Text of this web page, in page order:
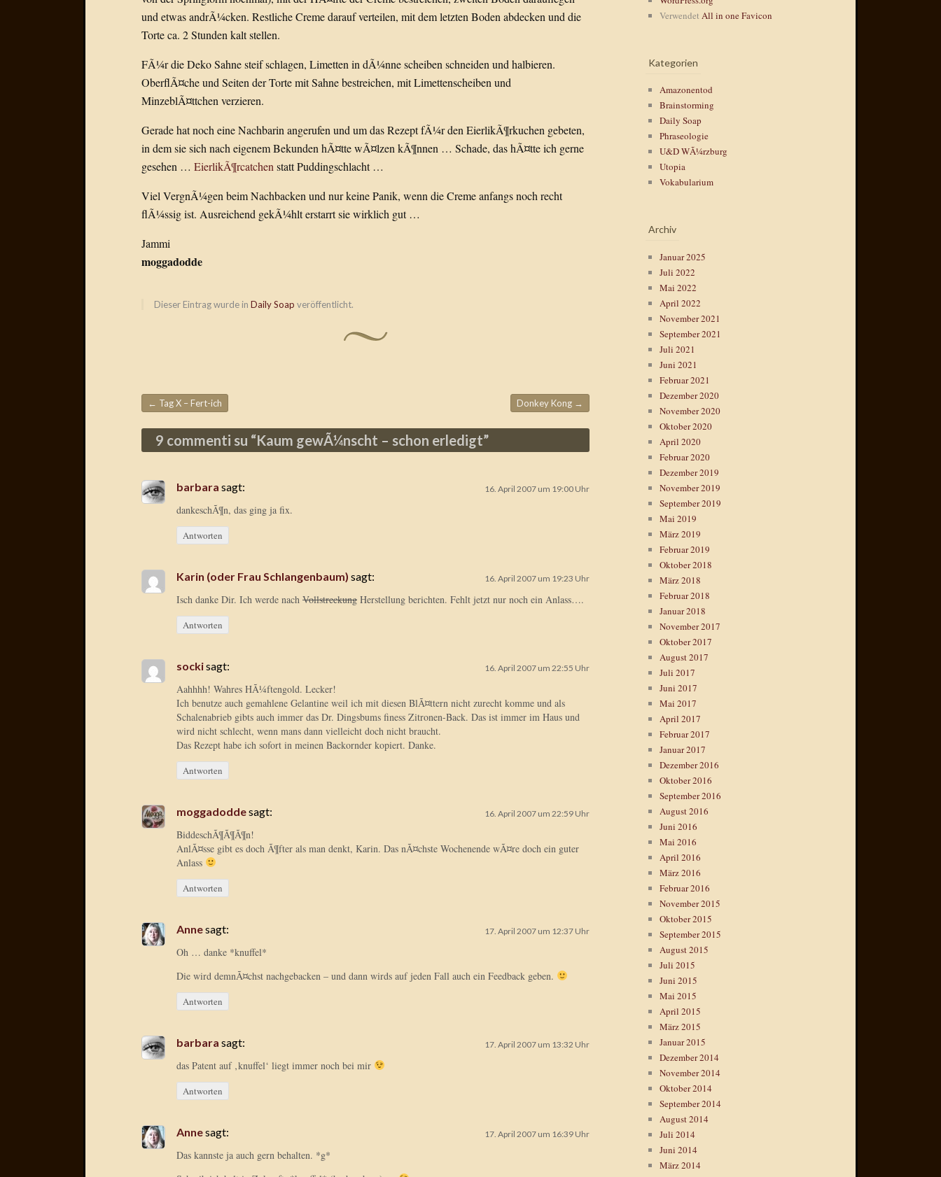
und etwas andrÃ¼cken. Restliche Creme darauf verteilen, mit dem letzten Boden abdecken und die
Torte ca. 2 Stunden kalt stellen.
FÃ¼r die Deko Sahne steif schlagen, Limetten in dÃ¼nne scheiben schneiden und halbieren.
OberflÃ¤che und Seiten der Torte mit Sahne bestreichen, mit Limettenscheiben und
MinzeblÃ¤ttchen verzieren.
Gerade hat noch eine Nachbarin angerufen und um das Rezept fÃ¼r den EierlikÃ¶rkuchen gebeten,
in dem sie sich nach eigenem Bekunden hÃ¤tte wÃ¤lzen kÃ¶nnen … Schade, das hÃ¤tte ich gerne
gesehen … EierlikÃ¶rcatchen statt Puddingschlacht …
Viel VergnÃ¼gen beim Nachbacken und nur keine Panik, wenn die Creme anfangs noch recht
flÃ¼ssig ist. Ausreichend gekÃ¼hlt erstarrt sie wirklich gut …
Jammi
moggadodde
Dieser Eintrag wurde in Daily Soap veröffentlicht.
Beitragsnavigation
← Tag X – Fert-ich Donkey Kong →
9 commenti su “Kaum gewÃ¼nscht – schon erledigt”
barbara sagt: 16. April 2007 um 19:00 Uhr
dankeschÃ¶n, das ging ja fix.
Antworten
Karin (oder Frau Schlangenbaum) sagt: 16. April 2007 um 19:23 Uhr
Isch danke Dir. Ich werde nach Vollstreckung Herstellung berichten. Fehlt jetzt nur noch ein Anlass….
Antworten
sockisagt: 16. April 2007 um 22:55 Uhr
Aahhhh! Wahres HÃ¼ftengold. Lecker!
Ich benutze auch gemahlene Gelantine weil ich mit diesen BlÃ¤ttern nicht zurecht komme und als
Schalenabrieb gibts auch immer das Dr. Dingsbums finess Zitronen-Back. Das ist immer im Haus und
wird nicht schlecht, wenn mans dann vielleicht doch nicht braucht.
Das Rezept habe ich sofort in meinen Backornder kopiert. Danke.
Antworten
moggadoddesagt: 16. April 2007 um 22:59 Uhr
BiddeschÃ¶Ã¶Ã¶n!
AnlÃ¤sse gibt es doch Ã¶fter als man denkt, Karin. Das nÃ¤chste Wochenende wÃ¤re doch ein guter
Anlass
Antworten
Annesagt: 17. April 2007 um 12:37 Uhr
Oh … danke *knuffel*
Die wird demnÃ¤chst nachgebacken – und dann wirds auf jeden Fall auch ein Feedback geben.
Antworten
barbara sagt: 17. April 2007 um 13:32 Uhr
das Patent auf ‚knuffel‘ liegt immer noch bei mir
Antworten
Annesagt: 17. April 2007 um 16:39 Uhr
Das kannste ja auch gern behalten. *g*
Verwendet All in one Favicon
Kategorien
Amazonentod
Brainstorming
Daily Soap
Phraseologie
U&D WÃ¼rzburg
Utopia
Vokabularium
Archiv
Januar 2025
Juli 2022
Mai 2022
April 2022
November 2021
September 2021
Juli 2021
Juni 2021
Februar 2021
Dezember 2020
November 2020
Oktober 2020
April 2020
Februar 2020
Dezember 2019
November 2019
September 2019
Mai 2019
März 2019
Februar 2019
Oktober 2018
März 2018
Februar 2018
Januar 2018
November 2017
Oktober 2017
August 2017
Juli 2017
Juni 2017
Mai 2017
April 2017
Februar 2017
Januar 2017
Dezember 2016
Oktober 2016
September 2016
August 2016
Juni 2016
Mai 2016
April 2016
März 2016
Februar 2016
November 2015
Oktober 2015
September 2015
August 2015
Juli 2015
Juni 2015
Mai 2015
April 2015
März 2015
Januar 2015
Dezember 2014
November 2014
Oktober 2014
September 2014
August 2014
Juli 2014
Juni 2014
März 2014